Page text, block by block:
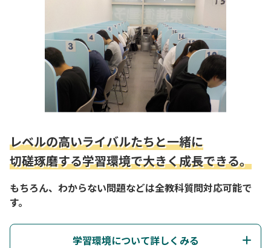
レベルの高いライバルたちと一緒に
切磋琢磨する学習環境で大きく成長できる。
もちろん、わからない問題などは全教科質問対応可能で
す。
学習環境について詳しくみる